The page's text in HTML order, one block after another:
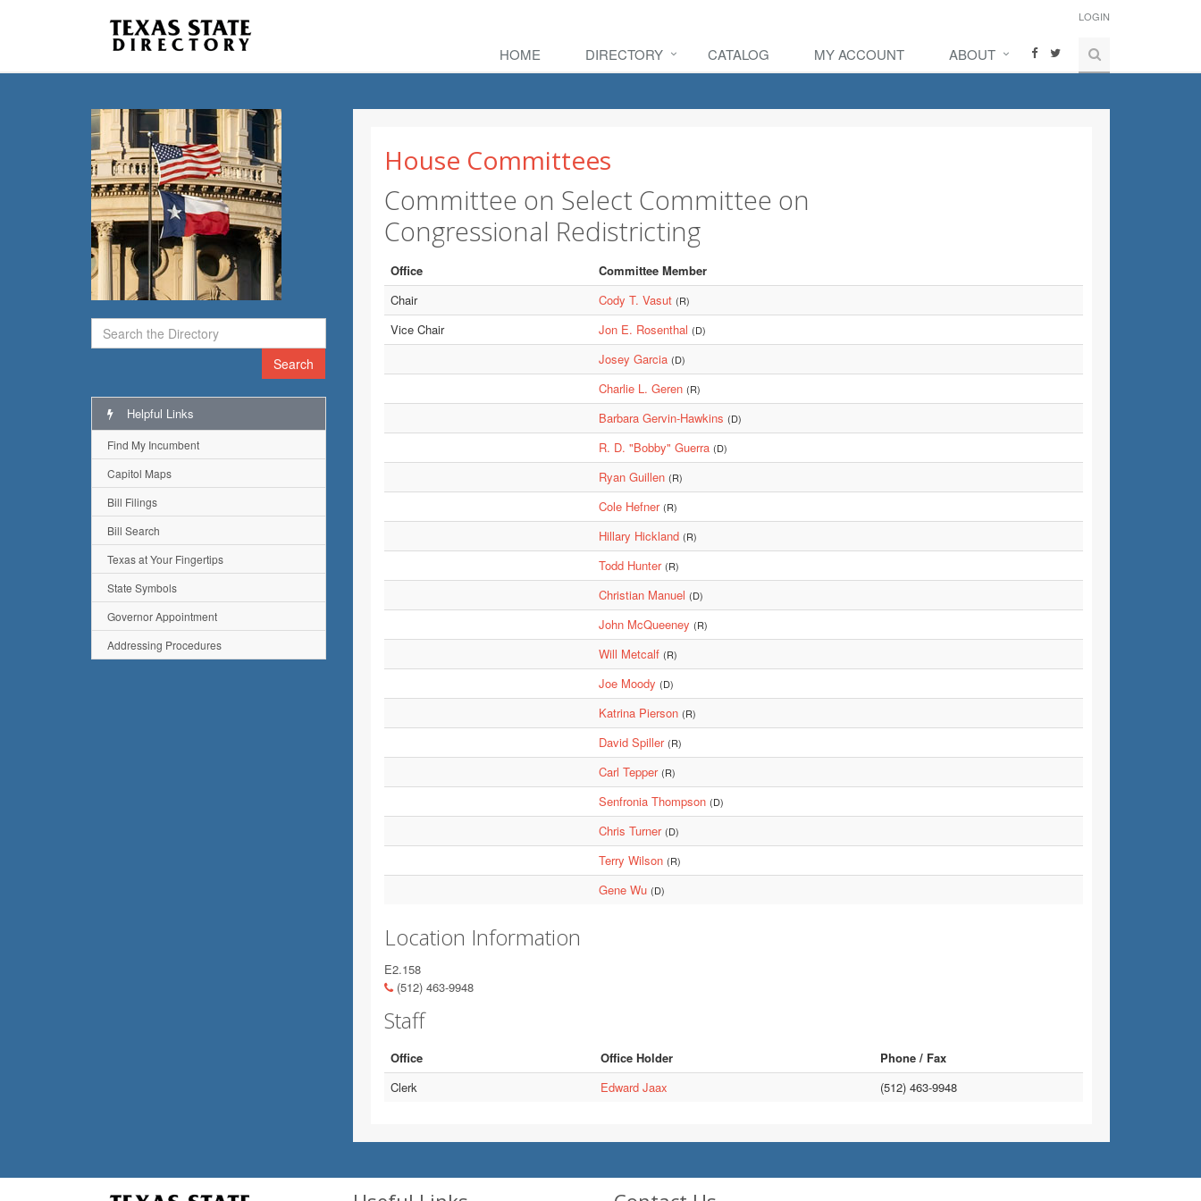
LOGIN
HOME DIRECTORY CATALOG MY ACCOUNT ABOUT
Search
House Committees
Committee on Select Committee on
Congressional Redistricting
Office
Committee Member
Chair
Cody T. Vasut (R)
Vice Chair Jon E. Rosenthal (D)
Josey Garcia (D)
Charlie L. Geren (R)
Barbara Gervin-Hawkins (D)
R. D. "Bobby" Guerra (D)
Ryan Guillen (R)
Cole Hefner (R)
Hillary Hickland (R)
Todd Hunter (R)
Christian Manuel (D)
John McQueeney (R)
Will Metcalf (R)
Joe Moody (D)
Katrina Pierson (R)
David Spiller (R)
Carl Tepper (R)
Senfronia Thompson (D)
Chris Turner (D)
Terry Wilson (R)
Gene Wu (D)
Location Information
E2.158
(512) 463-9948
Staff
Office Office Holder
Phone / Fax
Clerk
Edward Jaax (512) 463-9948
Helpful Links
Find My Incumbent
Capitol Maps
Bill Filings
Bill Search
Texas at Your Fingertips
State Symbols
Governor Appointment
Addressing Procedures